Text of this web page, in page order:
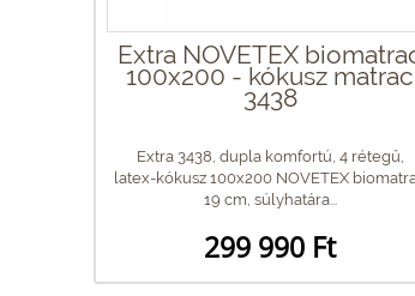
Extra NOVETEX
100x200 - kókusz matrac
3438
Extra 3438, dupla komfortú, 4 rétegű,
latex-kókusz 100x200 NOVETEX
19 cm, súlyhatára...
299 990 Ft